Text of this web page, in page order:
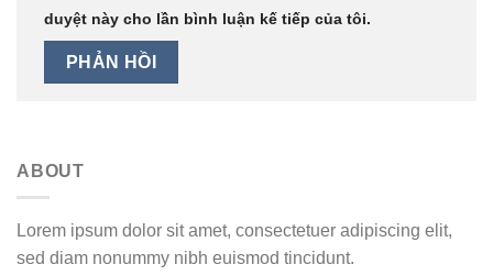
duyệt này cho lần bình luận kế tiếp của tôi.
ABOUT
Lorem ipsum dolor sit amet, consectetuer adipiscing elit,
sed diam nonummy nibh euismod tincidunt.